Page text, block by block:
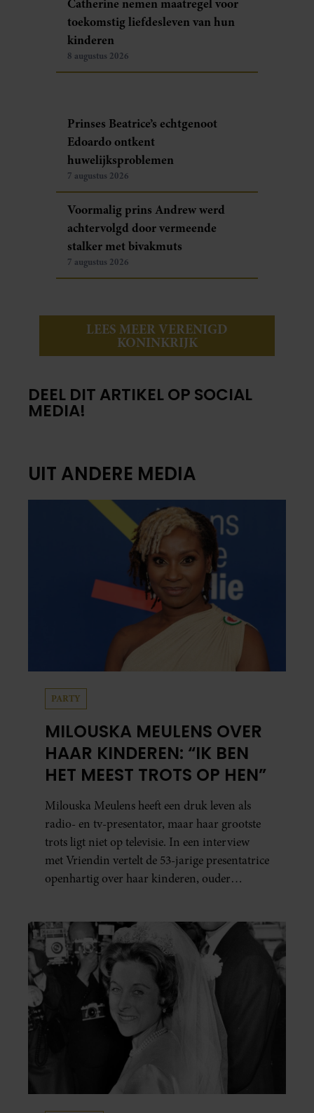
Catherine nemen maatregel voor
toekomstig liefdesleven van hun
kinderen
8 augustus 2026
Prinses Beatrice’s echtgenoot
Edoardo ontkent
huwelijksproblemen
7 augustus 2026
Voormalig prins Andrew werd
achtervolgd door vermeende
stalker met bivakmuts
7 augustus 2026
LEES MEER VERENIGD
KONINKRIJK
DEEL DIT ARTIKEL OP SOCIAL
MEDIA!
UIT ANDERE MEDIA
PARTY
MILOUSKA MEULENS OVER
HAAR KINDEREN: “IK BEN
HET MEEST TROTS OP HEN”
Milouska Meulens heeft een druk leven als
radio- en tv-presentator, maar haar grootste
trots ligt niet op televisie. In een interview
met Vriendin vertelt de 53-jarige presentatrice
openhartig over haar kinderen, ouder
welke levenslessen haar vandaag de dag het
meest bezighouden.